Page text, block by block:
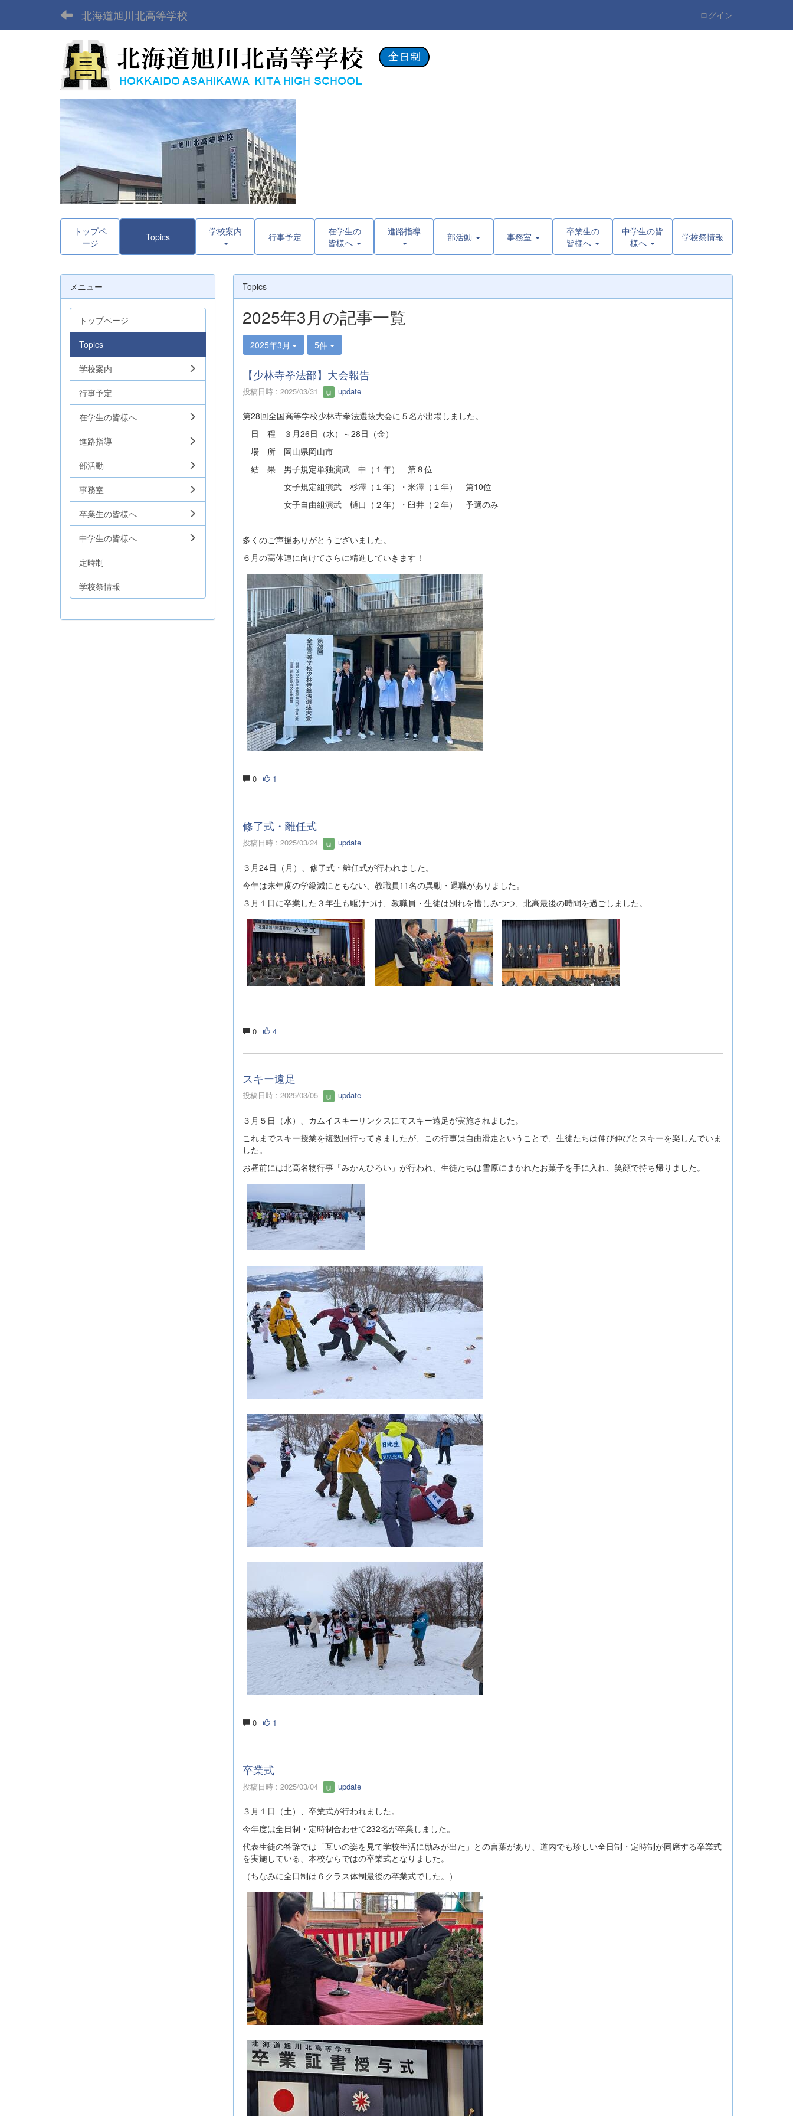
北海道旭川北高等学校 ログイン
トップペ
ージ
Topics 学校案内 行事予定
在学生の
皆様へ
進路指導 部活動 事務室
卒業生の
皆様へ
中学生の皆
様へ
学校祭情報
Topics
2025年3月の記事一覧
2025年3月 5件
【少林寺拳法部】大会報告
投稿日時 : 2025/03/31 update
第28回全国高等学校少林寺拳法選抜大会に５名が出場しました。
日 程 ３月26日（水）～28日（金）
場 所 岡山県岡山市
結 果 男子規定単独演武 中（１年） 第８位
女子規定組演武 杉澤（１年）・米澤（１年） 第10位
女子自由組演武 樋口（２年）・臼井（２年） 予選のみ
多くのご声援ありがとうございました。
６月の高体連に向けてさらに精進していきます！
0 1
修了式・離任式
投稿日時 : 2025/03/24 update
３月24日（月）、修了式・離任式が行われました。
今年は来年度の学級減にともない、教職員11名の異動・退職がありました。
３月１日に卒業した３年生も駆けつけ、教職員・生徒は別れを惜しみつつ、北高最後の時間を過ごしました。
0 4
スキー遠足
投稿日時 : 2025/03/05 update
３月５日（水）、カムイスキーリンクスにてスキー遠足が実施されました。
これまでスキー授業を複数回行ってきましたが、この行事は自由滑走ということで、生徒たちは伸び伸びとスキーを楽しんでいま
した。
お昼前には北高名物行事「みかんひろい」が行われ、生徒たちは雪原にまかれたお菓子を手に入れ、笑顔で持ち帰りました。
0 1
卒業式
投稿日時 : 2025/03/04 update
３月１日（土）、卒業式が行われました。
今年度は全日制・定時制合わせて232名が卒業しました。
代表生徒の答辞では「互いの姿を見て学校生活に励みが出た」との言葉があり、道内でも珍しい全日制・定時制が同席する卒業式
を実施している、本校ならではの卒業式となりました。
（ちなみに全日制は６クラス体制最後の卒業式でした。）
メニュー
トップページ
Topics
学校案内
行事予定
在学生の皆様へ
進路指導
部活動
事務室
卒業生の皆様へ
中学生の皆様へ
定時制
学校祭情報